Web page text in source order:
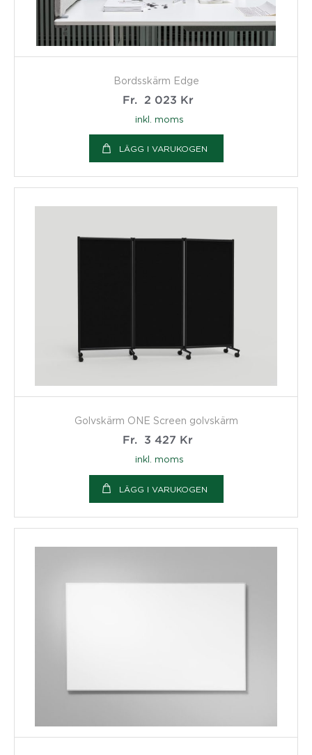
Bordsskärm Edge
Fr.
2 023 Kr
inkl. moms
LÄGG I VARUKOGEN
Golvskärm ONE Screen golvskärm
Fr.
3 427 Kr
inkl. moms
LÄGG I VARUKOGEN